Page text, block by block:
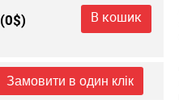
(0$) В кошик
Замовити в один клік